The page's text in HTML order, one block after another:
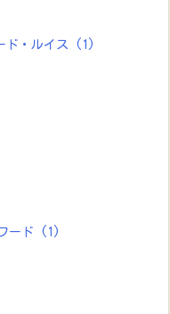
ド・ルイス (1)
ード (1)